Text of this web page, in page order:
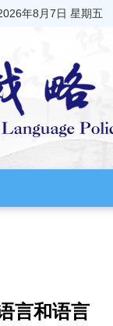
年8月7日 星期五
言和语言